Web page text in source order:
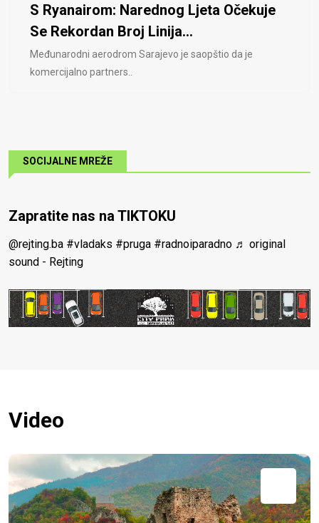
S Ryanairom: Narednog Ljeta Očekuje
Se Rekordan Broj Linija...
Međunarodni aerodrom Sarajevo je saopštio da je
komercijalno partners..
SOCIJALNE MREŽE
Zapratite nas na TIKTOKU
@rejting.ba #vladaks #pruga #radnoiparadno ♬ original
sound - Rejting
Video